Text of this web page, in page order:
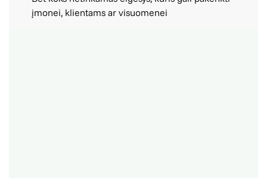
įmonei, klientams ar visuomenei